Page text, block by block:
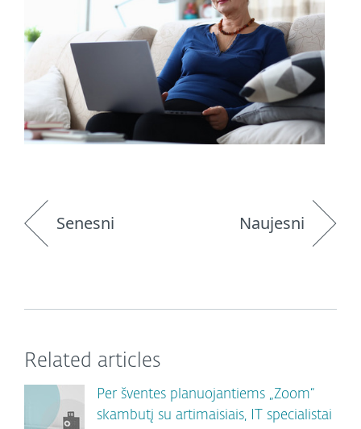
Senesni Naujesni
Related articles
Per šventes planuojantiems „Zoom“
skambutį su artimaisiais, IT specialistai